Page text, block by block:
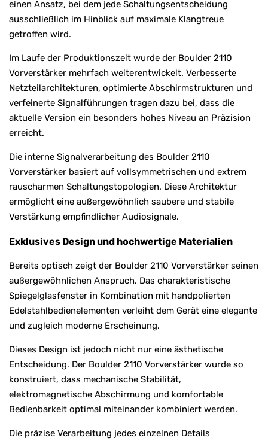
einen Ansatz, bei dem jede Schaltungsentscheidung
ausschließlich im Hinblick auf maximale Klangtreue
getroffen wird.
Im Laufe der Produktionszeit wurde der Boulder 2110
Vorverstärker mehrfach weiterentwickelt. Verbesserte
Netzteilarchitekturen, optimierte Abschirmstrukturen und
verfeinerte Signalführungen tragen dazu bei, dass die
aktuelle Version ein besonders hohes Niveau an Präzision
erreicht.
Die interne Signalverarbeitung des Boulder 2110
Vorverstärker basiert auf vollsymmetrischen und extrem
rauscharmen Schaltungstopologien. Diese Architektur
ermöglicht eine außergewöhnlich saubere und stabile
Verstärkung empfindlicher Audiosignale.
Exklusives Design und hochwertige Materialien
Bereits optisch zeigt der Boulder 2110 Vorverstärker seinen
außergewöhnlichen Anspruch. Das charakteristische
Spiegelglasfenster in Kombination mit handpolierten
Edelstahlbedienelementen verleiht dem Gerät eine elegante
und zugleich moderne Erscheinung.
Dieses Design ist jedoch nicht nur eine ästhetische
Entscheidung. Der Boulder 2110 Vorverstärker wurde so
konstruiert, dass mechanische Stabilität,
elektromagnetische Abschirmung und komfortable
Bedienbarkeit optimal miteinander kombiniert werden.
Die präzise Verarbeitung jedes einzelnen Details